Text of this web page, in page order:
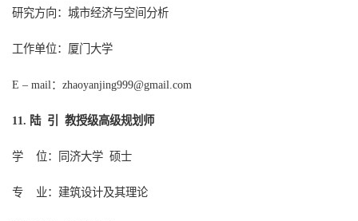
研究方向：城市经济与空间分析
工作单位： 厦门大学
E – mail： zhaoyanjing999@gmail.com
11. 陆 引 教授级高级规划师
学 位：同济大学 硕士
专 业：建筑设计及其理论